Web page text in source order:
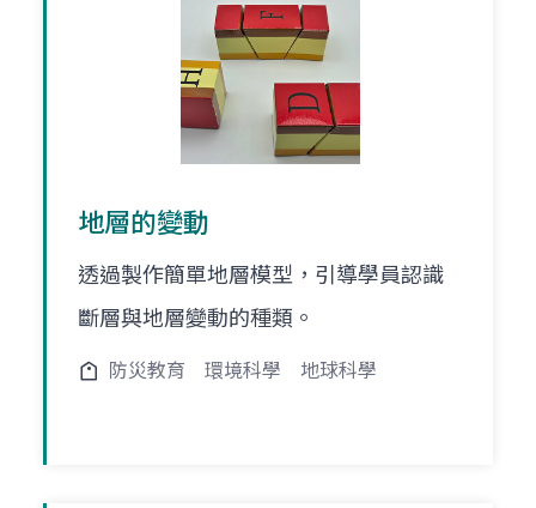
地層的變動
透過製作簡單地層模型，引導學員認識
斷層與地層變動的種類。
防災教育 環境科學 地球科學